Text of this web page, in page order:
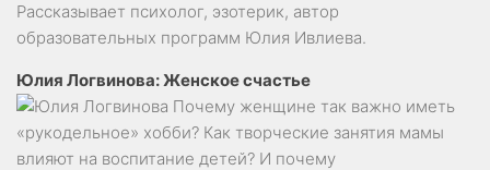
Рассказывает психолог, эзотерик, автор
образовательных программ Юлия Ивлиева.
Юлия Логвинова: Женское счастье
Почему женщине так важно иметь
«рукодельное» хобби? Как творческие занятия мамы
влияют на воспитание детей? И почему